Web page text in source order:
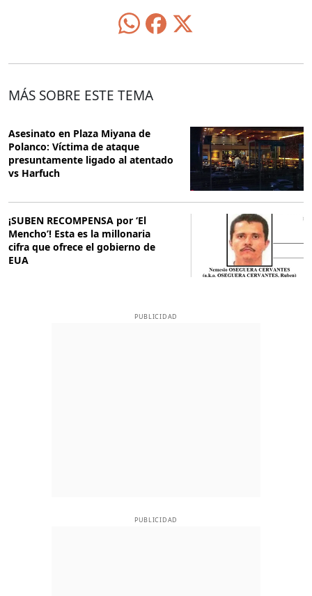
MÁS SOBRE ESTE TEMA
Asesinato en Plaza Miyana de
Polanco: Víctima de ataque
presuntamente ligado al atentado
vs Harfuch
¡SUBEN RECOMPENSA por ‘El
Mencho’! Esta es la millonaria
cifra que ofrece el gobierno de
EUA
PUBLICIDAD
PUBLICIDAD